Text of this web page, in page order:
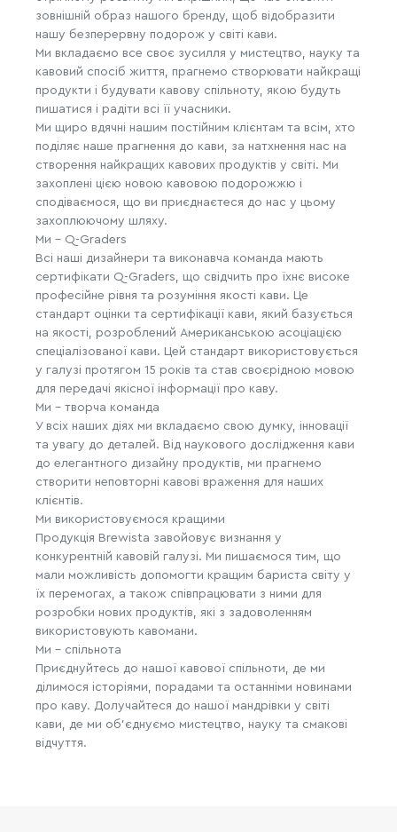
зовнішній образ нашого бренду, щоб відобразити
нашу безперервну подорож у світі кави.
Ми вкладаємо все своє зусилля у мистецтво, науку та
кавовий спосіб життя, прагнемо створювати найкращі
продукти і будувати кавову спільноту, якою будуть
пишатися і радіти всі її учасники.
Ми щиро вдячні нашим постійним клієнтам та всім, хто
поділяє наше прагнення до кави, за натхнення нас на
створення найкращих кавових продуктів у світі. Ми
захоплені цією новою кавовою подорожжю і
сподіваємося, що ви приєднаєтеся до нас у цьому
захоплюючому шляху.
Ми - Q-Graders
Всі наші дизайнери та виконавча команда мають
сертифікати Q-Graders, що свідчить про їхнє високе
професійне рівня та розуміння якості кави. Це
стандарт оцінки та сертифікації кави, який базується
на якості, розроблений Американською асоціацією
спеціалізованої кави. Цей стандарт використовується
у галузі протягом 15 років та став своєрідною мовою
для передачі якісної інформації про каву.
Ми - творча команда
У всіх наших діях ми вкладаємо свою думку, інновації
та увагу до деталей. Від наукового дослідження кави
до елегантного дизайну продуктів, ми прагнемо
створити неповторні кавові враження для наших
клієнтів.
Ми використовуємося кращими
Продукція Brewista завойовує визнання у
конкурентній кавовій галузі. Ми пишаємося тим, що
мали можливість допомогти кращим бариста світу у
їх перемогах, а також співпрацювати з ними для
розробки нових продуктів, які з задоволенням
використовують кавомани.
Ми - спільнота
Приєднуйтесь до нашої кавової спільноти, де ми
ділимося історіями, порадами та останніми новинами
про каву. Долучайтеся до нашої мандрівки у світі
кави, де ми об'єднуємо мистецтво, науку та смакові
відчуття.